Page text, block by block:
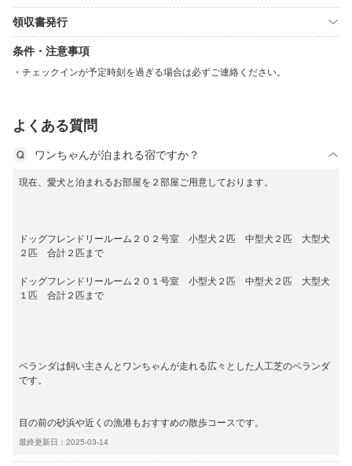
領収書発行
条件・注意事項
チェックインが予定時刻を過ぎる場合は必ずご連絡ください。
よくある質問
ワンちゃんが泊まれる宿ですか？
現在、愛犬と泊まれるお部屋を２部屋ご用意しております。
ドッグフレンドリールーム２０２号室 小型犬２匹 中型犬２匹 大型犬
２匹 合計２匹まで
ドッグフレンドリールーム２０１号室 小型犬２匹 中型犬２匹 大型犬
１匹 合計２匹まで
ベランダは飼い主さんとワンちゃんが走れる広々とした人工芝のベランダ
です。
目の前の砂浜や近くの漁港もおすすめの散歩コースです。
最終更新日：2025-03-14